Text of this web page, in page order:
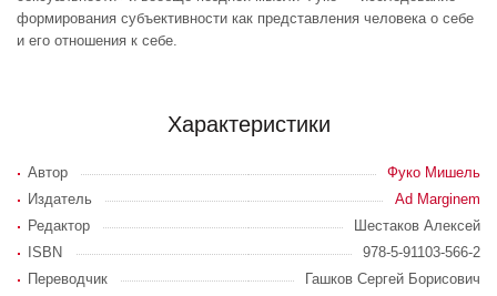
формирования субъективности как представления человека о себе
и его отношения к себе.
Характеристики
Автор
Фуко Мишель
Издатель
Ad Marginem
Редактор
Шестаков Алексей
ISBN
978-5-91103-566-2
Переводчик
Гашков Сергей Борисович